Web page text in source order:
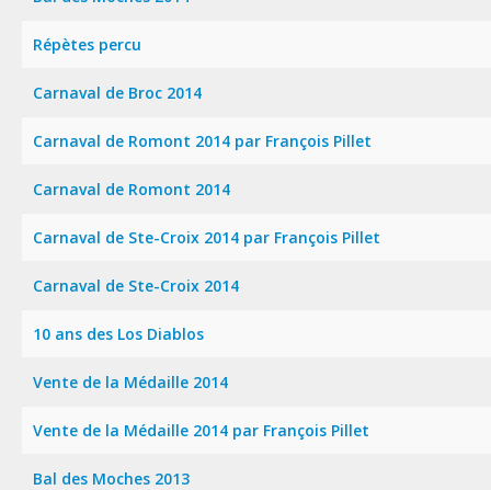
Répètes percu
Carnaval de Broc 2014
Carnaval de Romont 2014 par François Pillet
Carnaval de Romont 2014
Carnaval de Ste-Croix 2014 par François Pillet
Carnaval de Ste-Croix 2014
10 ans des Los Diablos
Vente de la Médaille 2014
Vente de la Médaille 2014 par François Pillet
Bal des Moches 2013